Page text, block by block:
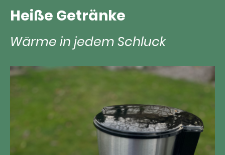
Heiße Getränke
Wärme in jedem Schluck